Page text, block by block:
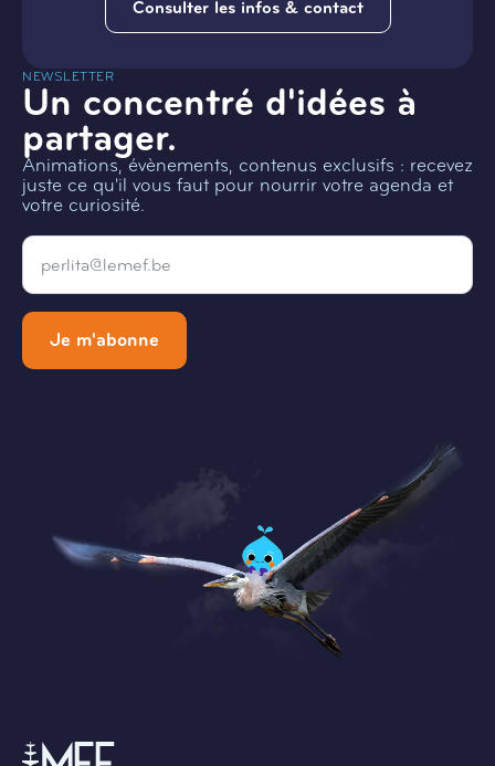
Consulter les infos & contact
NEWSLETTER
Un concentré d'idées à
partager.
Animations, évènements, contenus exclusifs : recevez
juste ce qu'il vous faut pour nourrir votre agenda et
votre curiosité.
Email
Je m'abonne